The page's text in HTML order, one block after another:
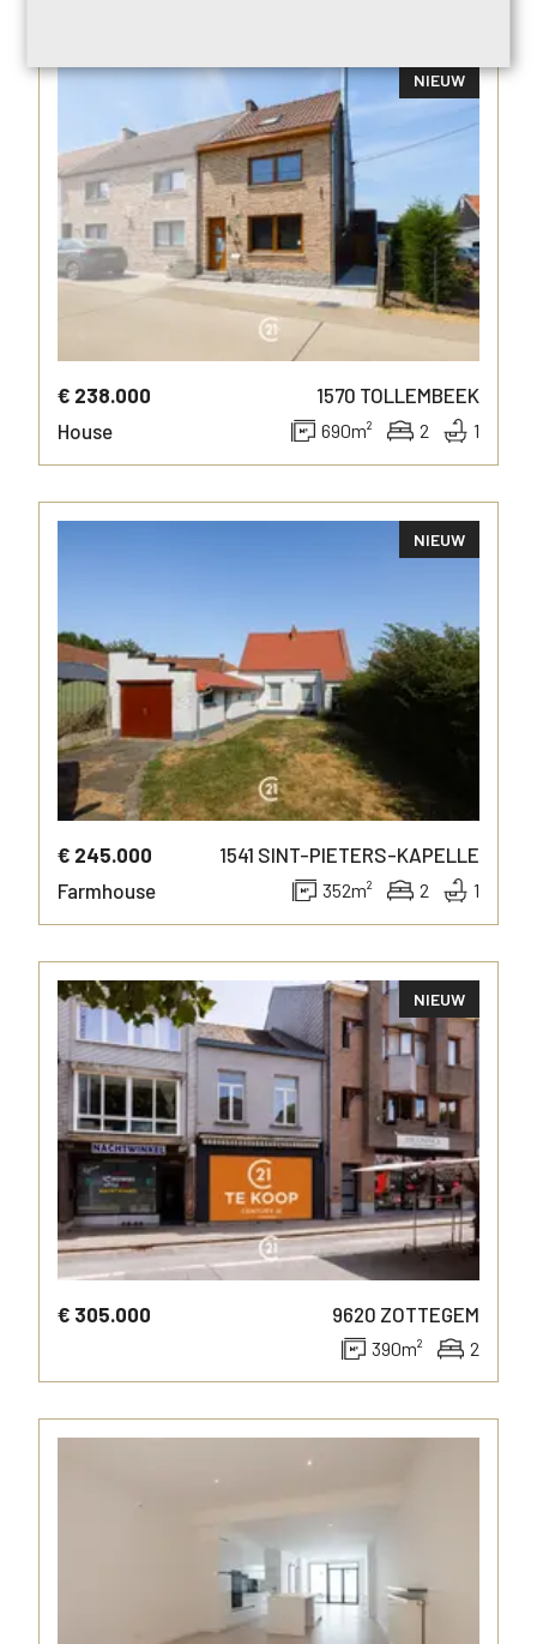
MORE INFO
NIEUW
€ 238.000 1570 TOLLEMBEEK
House
690m² 2 1
MORE INFO
NIEUW
€ 245.000 1541 SINT-PIETERS-KAPELLE
Farmhouse
352m² 2 1
MORE INFO
NIEUW
€ 305.000 9620 ZOTTEGEM
390m² 2